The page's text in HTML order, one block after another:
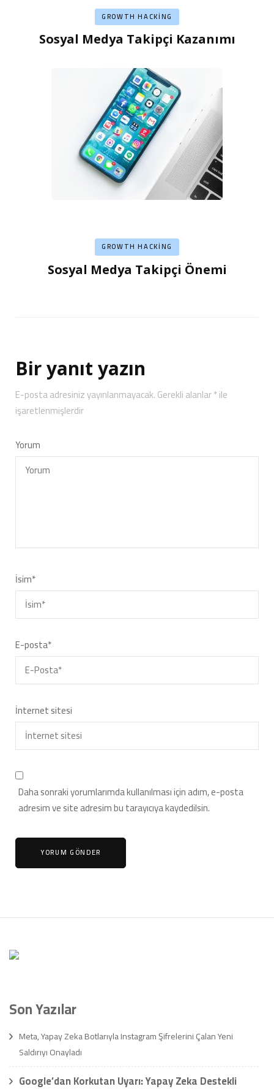
GROWTH HACKING
Sosyal Medya Takipçi Kazanımı
GROWTH HACKING
Sosyal Medya Takipçi Önemi
Bir yanıt yazın
E-posta adresiniz yayınlanmayacak.Gerekli alanlar*ile
işaretlenmişlerdir
Yorum
İsim*
E-posta*
İnternet sitesi
Daha sonraki yorumlarımda kullanılması için adım, e-posta
adresim ve site adresim bu tarayıcıya kaydedilsin.
Son Yazılar
Meta, Yapay Zeka Botlarıyla Instagram Şifrelerini Çalan Yeni
Saldırıyı Onayladı
Google’dan Korkutan Uyarı: Yapay Zeka Destekli